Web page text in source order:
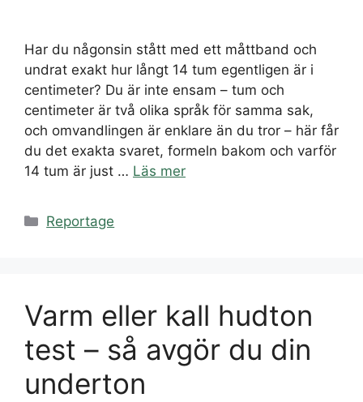
Har du någonsin stått med ett måttband och
undrat exakt hur långt 14 tum egentligen är i
centimeter? Du är inte ensam – tum och
centimeter är två olika språk för samma sak,
och omvandlingen är enklare än du tror – här får
du det exakta svaret, formeln bakom och varför
14 tum är just … Läs mer
Kategorier
Reportage
Varm eller kall hudton
test – så avgör du din
underton